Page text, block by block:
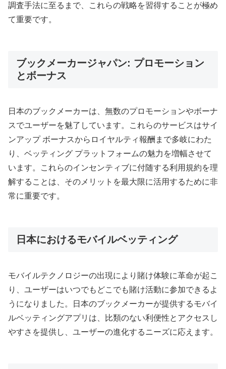
調査手法に至るまで、これらの戦略を習得することが極め
て重要です。
ブックメーカージャパン: プロモーション
とボーナス
日本のブックメーカーは、無数のプロモーションやボーナ
スでユーザーを魅了しています。これらのサービスはサイ
ンアップ ボーナスからロイヤルティ報酬まで多岐にわた
り、ベッティング プラットフォームの魅力を増幅させて
います。これらのインセンティブに付随する利用規約を理
解することは、そのメリットを最大限に活用するために非
常に重要です。
日本におけるモバイルベッティング
モバイルテクノロジーの出現により賭け体験に革命が起こ
り、ユーザーはいつでもどこでも賭け活動に参加できるよ
うになりました。日本のブックメーカーが提供するモバイ
ルベッティングアプリは、比類のない利便性とアクセスし
やすさを提供し、ユーザーの進化するニーズに応えます。